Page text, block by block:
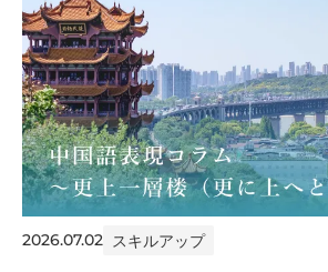
2026.07.02 スキルアップ